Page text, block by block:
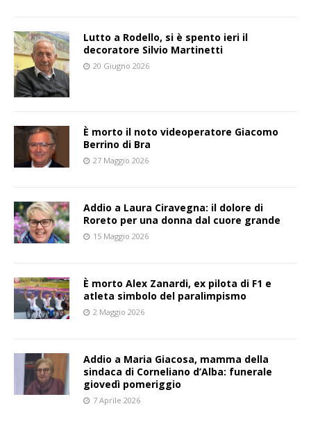
Lutto a Rodello, si è spento ieri il
decoratore Silvio Martinetti
20 Giugno 2026
È morto il noto videoperatore Giacomo
Berrino di Bra
27 Maggio 2026
Addio a Laura Ciravegna: il dolore di
Roreto per una donna dal cuore grande
15 Maggio 2026
È morto Alex Zanardi, ex pilota di F1 e
atleta simbolo del paralimpismo
2 Maggio 2026
Addio a Maria Giacosa, mamma della
sindaca di Corneliano d’Alba: funerale
giovedì pomeriggio
7 Aprile 2026